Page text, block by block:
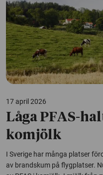
17 april 2026
Låga PFAS-
komjölk
I Sverige har många platser
av brandskum på flygplatser.